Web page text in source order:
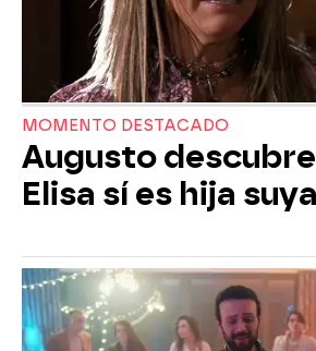
MOMENTO DESTACADO
Augusto
Elisa sí es hija suya